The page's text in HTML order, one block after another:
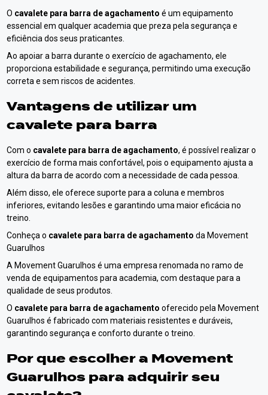
O cavalete para barra de agachamento é um equipamento
essencial em qualquer academia que preza pela segurança e
eficiência dos seus praticantes.
Ao apoiar a barra durante o exercício de agachamento, ele
proporciona estabilidade e segurança, permitindo uma execução
correta e sem riscos de acidentes.
Vantagens de utilizar um
cavalete para barra
Com o cavalete para barra de agachamento, é possível realizar o
exercício de forma mais confortável, pois o equipamento ajusta a
altura da barra de acordo com a necessidade de cada pessoa.
Além disso, ele oferece suporte para a coluna e membros
inferiores, evitando lesões e garantindo uma maior eficácia no
treino.
Conheça o cavalete para barra de agachamento da Movement
Guarulhos
A Movement Guarulhos é uma empresa renomada no ramo de
venda de equipamentos para academia, com destaque para a
qualidade de seus produtos.
O cavalete para barra de agachamento oferecido pela Movement
Guarulhos é fabricado com materiais resistentes e duráveis,
garantindo segurança e conforto durante o treino.
Por que escolher a Movement
Guarulhos para adquirir seu